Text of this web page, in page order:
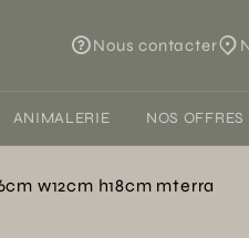
Nous contacter
ANIMALERIE NOS OFFRES
w12cm h18cm mterra